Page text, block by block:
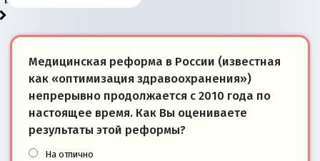
Медицинская реформа в России (известная
как «оптимизация здравоохранения»)
непрерывно продолжается с 2010 года по
настоящее время. Как Вы оцениваете
результаты этой реформы?
На отлично